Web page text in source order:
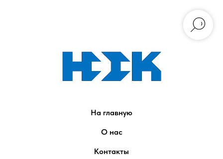
На главную
О нас
Контакты